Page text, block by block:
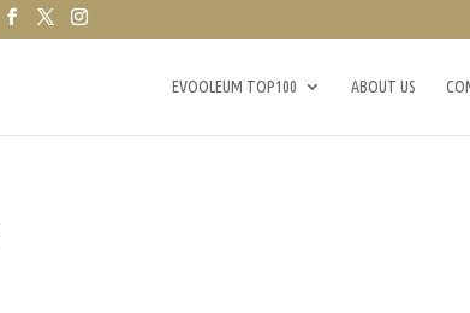
EVOOLEUM TOP100 ABOUT US